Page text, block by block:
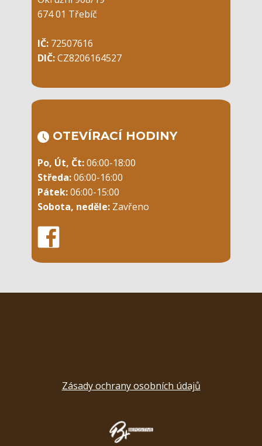
674 01 Třebíč
IČ: 72507616
DIČ:CZ8206164527
OTEVÍRACÍ ​HODINY
Po, Út, Čt:06:00-18:00
Středa:06:00-16:00
Pátek:06:00-15:00
Sobota, neděle: Zavřeno
Zásady ochrany osobních údajů